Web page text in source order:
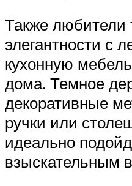
Также любители
элегантности с
кухонную
дома. Темное
декоративные
ручки или
идеально
взыскательным